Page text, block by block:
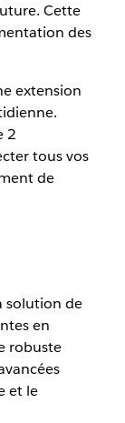
Cette
des
extension
2
tous vos
de
solution de
en
robuste
et le